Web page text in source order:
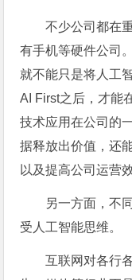
不少公司都在
有手机等硬件公司
就不能只是将人工
AI First之后，才能
技术应用在公司的
据释放出价值，还
以及提高公司运营
另一方面，不
受人工智能思维。
互联网对各行